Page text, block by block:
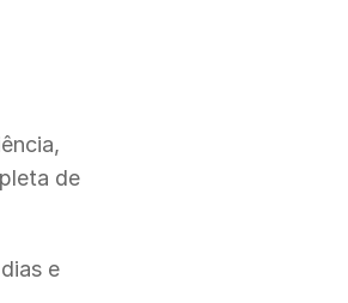
de
e